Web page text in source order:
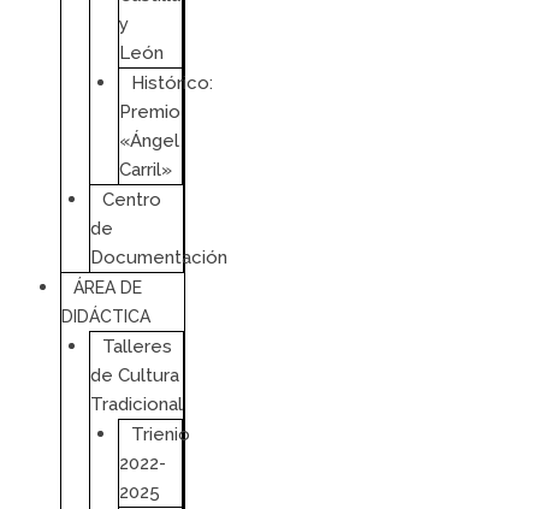
y
León
Histórico:
Premio
«Ángel
Carril»
Centro
de
Documentación
ÁREA DE
DIDÁCTICA
Talleres
de Cultura
Tradicional
Trienio
2022-
2025